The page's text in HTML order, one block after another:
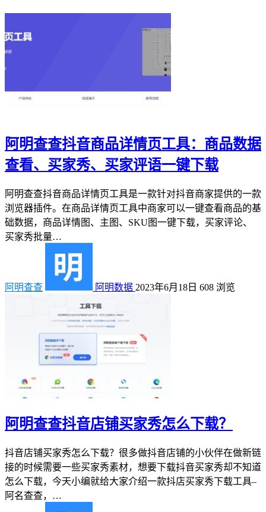
阿明查查抖音商品详情页工具：商品数据
查看、买家秀、买家评语一键下载
阿明查查抖音商品详情页工具是一款针对抖音商家提供的一款
浏览器插件。在商品详情页工具中商家可以一键查看商品的基
础数据，商品详情图、主图、SKU图一键下载，买家评论、
买家秀批量…
阿明查查 阿明数据 2023年6月18日 608 浏览
阿明查查抖音店铺买家秀怎么下载？
抖音店铺买家秀怎么下载？很多做抖音店铺的小伙伴在做新链
接的时候需要一些买家秀素材，想要下载抖音买家秀却不知道
怎么下载，今天小编就给大家介绍一款抖店买家秀下载工具–
阿名查查，…